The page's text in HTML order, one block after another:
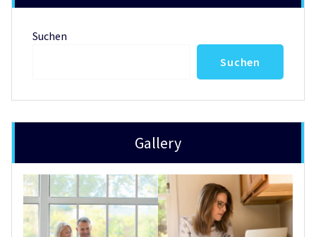
Suchen
Suchen
Gallery